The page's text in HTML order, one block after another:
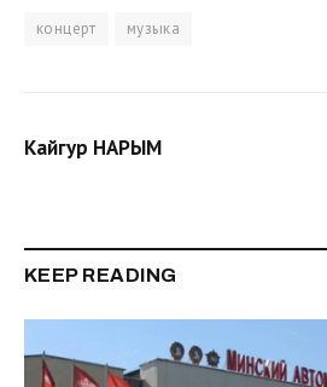
концерт музыка
Кайгур НАРЫМ
KEEP READING